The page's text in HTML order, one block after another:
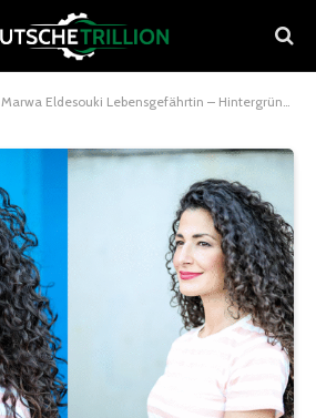
Marwa Eldesouki Lebensgefährtin – Hintergründe & Bedeutung